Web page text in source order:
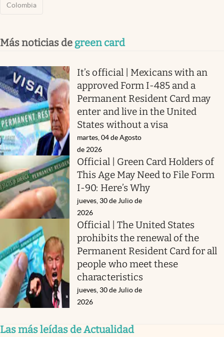
Colombia
Más noticias de green card
It’s official | Mexicans with an
approved Form I-485 and a
Permanent Resident Card may
enter and live in the United
States without a visa
martes, 04 de Agosto
de 2026
Official | Green Card Holders of
This Age May Need to File Form
I-90: Here’s Why
jueves, 30 de Julio de
2026
Official | The United States
prohibits the renewal of the
Permanent Resident Card for all
people who meet these
characteristics
jueves, 30 de Julio de
2026
Las más leídas de Actualidad